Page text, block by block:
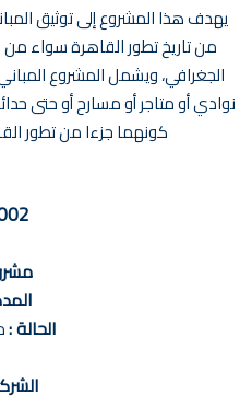
يهدف هذا المشروع إلى توثيق
من تاريخ تطور القاهرة سواء من
الجغرافي، ويشمل المشروع
نوادي أو متاجر أو مسارح أو حتى
كونهما جزءا من تطور
الحالة :